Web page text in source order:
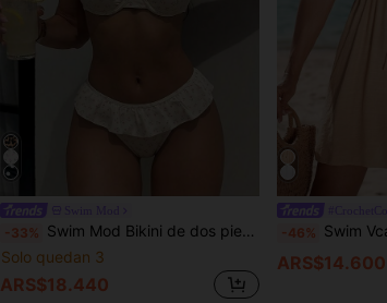
-33% Swim Mod Bikini de dos piezas con tirantes finos, estilo casual para vacaciones y fiestas en la playa, con estampado lindo. Nuevo conjunto de bikini color crema con conchas marinas, bikini con volantes y estampado floral, bikini amarillo. Conjunto de bikini con tirantes finos y volantes en el bajo.
Solo quedan 3
ARS$18.440
-46% Swim Vcay Vestido de vacaciones con
ARS$14.600